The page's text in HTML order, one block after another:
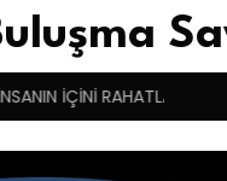
İÇİNİ RAHATLATAN MELEK